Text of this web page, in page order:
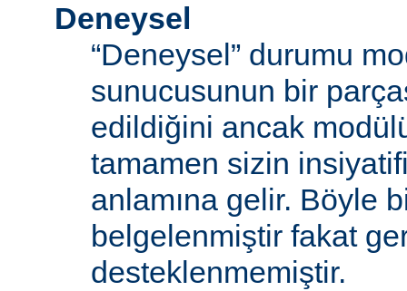
Deneysel
“Deneysel” durumu
sunucusunun bir
edildiğini ancak
tamamen sizin
anlamına gelir. Böyle
belgelenmiştir fakat
desteklenmemiştir.